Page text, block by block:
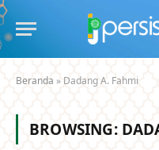
Beranda » Dadang A. Fahmi
BROWSING: